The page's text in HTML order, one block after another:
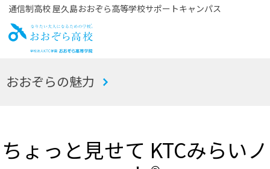
通信制高校 屋久島おおぞら高等学校サポートキャンパス
お
おおぞらの魅力
ちょっと見せて KTCみらいノ